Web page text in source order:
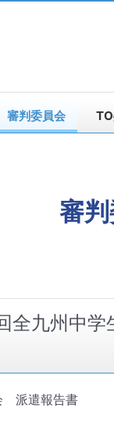
審判委員会
審
全九州中学
派遣報告書